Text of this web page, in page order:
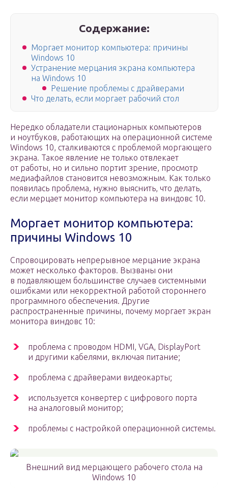
Содержание:
Моргает монитор компьютера: причины
Windows 10
Устранение мерцания экрана компьютера
на Windows 10
Решение проблемы с драйверами
Что делать, если моргает рабочий стол
Нередко обладатели стационарных компьютеров
и ноутбуков, работающих на операционной системе
Windows 10, сталкиваются с проблемой моргающего
экрана. Такое явление не только отвлекает
от работы, но и сильно портит зрение, просмотр
медиафайлов становится невозможным. Как только
появилась проблема, нужно выяснить, что делать,
если мерцает монитор компьютера на виндовс 10.
Моргает монитор компьютера:
причины Windows 10
Спровоцировать непрерывное мерцание экрана
может несколько факторов. Вызваны они
в подавляющем большинстве случаев системными
ошибками или некорректной работой стороннего
программного обеспечения. Другие
распространенные причины, почему моргает экран
монитора виндовс 10:
проблема с проводом HDMI, VGA, DisplayPort
и другими кабелями, включая питание;
проблема с драйверами видеокарты;
используется конвертер с цифрового порта
на аналоговый монитор;
проблемы с настройкой операционной системы.
Внешний вид мерцающего рабочего стола на
Windows 10